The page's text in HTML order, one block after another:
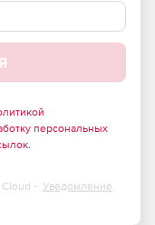
персональных
.
- Уведомление